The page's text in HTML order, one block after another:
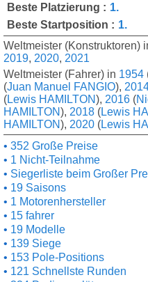
Beste Platzierung : 1.
Beste Startposition : 1.
Weltmeister (Konstruktoren)
2019, 2020, 2021
Weltmeister (Fahrer) in 1954
(Juan Manuel FANGIO),
(Lewis HAMILTON), 2016 (
HAMILTON), 2018 (Lewis
HAMILTON), 2020 (Lewis
352 Große Preise
1 Nicht-Teilnahme
Siegerliste beim Großer
19 Saisons
1 Motorenhersteller
15 fahrer
19 Modelle
139 Siege
153 Pole-Positions
121 Schnellste Runden